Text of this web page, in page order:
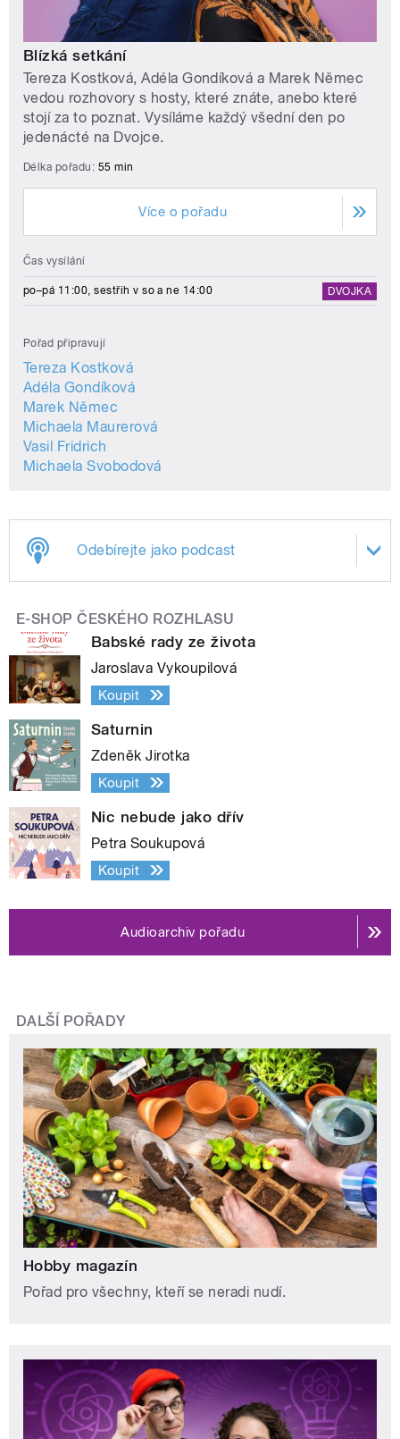
Blízká setkání
Tereza Kostková, Adéla Gondíková a Marek Němec
vedou rozhovory s hosty, které znáte, anebo které
stojí za to poznat. Vysíláme každý všední den po
jedenácté na Dvojce.
Délka pořadu: 55 min
Více o pořadu
Čas vysílání
po–pá 11:00, sestřih v so a ne 14:00 DVOJKA
Pořad připravují
Tereza Kostková
Adéla Gondíková
Marek Němec
Michaela Maurerová
Vasil Fridrich
Michaela Svobodová
Odebírejte jako podcast
E-SHOP ČESKÉHO ROZHLASU
Babské rady ze života
Jaroslava Vykoupilová
Koupit
Saturnin
Zdeněk Jirotka
Koupit
Nic nebude jako dřív
Petra Soukupová
Koupit
Audioarchiv pořadu
DALŠÍ POŘADY
Hobby magazín
Pořad pro všechny, kteří se neradi nudí.